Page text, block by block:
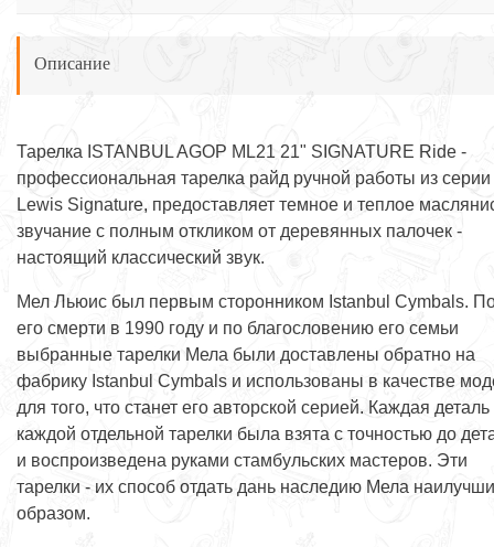
Описание
Тарелка ISTANBUL AGOP ML21 21" SIGNATURE Ride -
профессиональная тарелка райд ручной работы из
Lewis Signature, предоставляет темное и теплое
звучание с полным откликом от деревянных палочек -
настоящий классический звук.
Мел Льюис был первым сторонником Istanbul Cymbals.
его смерти в 1990 году и по благословению его семьи
выбранные тарелки Мела были доставлены обратно на
фабрику Istanbul Cymbals и использованы в качестве
для того, что станет его авторской серией. Каждая деталь
каждой отдельной тарелки была взята с точностью до
и воспроизведена руками стамбульских мастеров. Эти
тарелки - их способ отдать дань наследию Мела
образом.